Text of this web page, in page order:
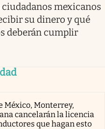
mexicanos
su dinero y qué
deberán cumplir
México, Monterrey,
cancelarán la licencia
que hagan esto